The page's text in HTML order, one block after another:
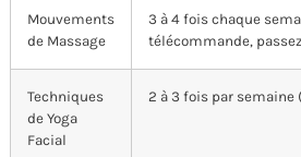
Mouvements
de Massage
3 à 4 fois chaque
télécommande,
Techniques
de Yoga
Facial
2 à 3 fois par semaine